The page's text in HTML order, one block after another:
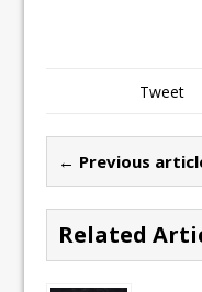
Tweet
← Previous
Related